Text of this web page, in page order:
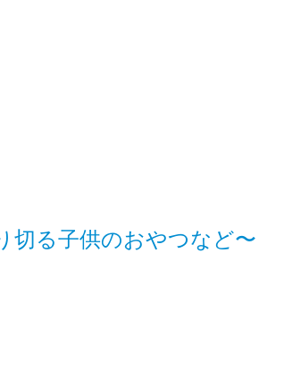
切る子供のおやつなど〜